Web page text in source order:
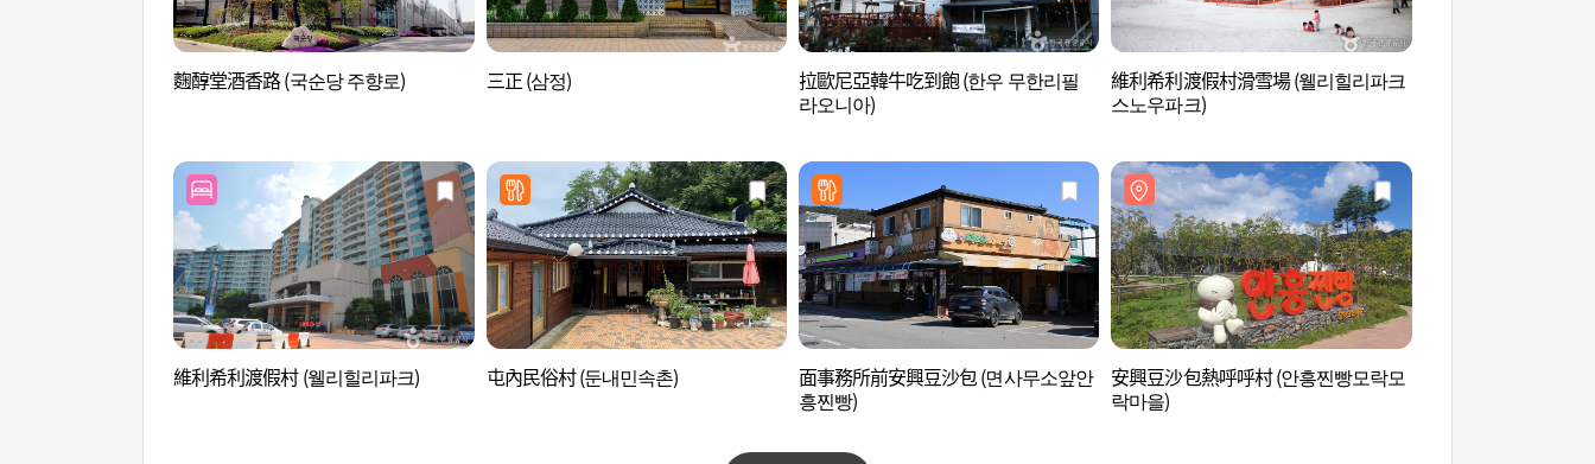
麴醇堂酒香路 (국순당 주향로) 三正 (삼정)
拉歐尼亞韓牛吃到飽 (한우 무한리필
라오니아)
維利希利渡假村滑雪場 (웰리힐리파크
스노우파크)
維利希利渡假村 (웰리힐리파크) 屯內民俗村 (둔내민속촌)
面事務所前安興豆沙包 (면사무소앞안
흥찐빵)
安興豆沙包熱呼呼村 (안흥찐빵모락모
락마을)